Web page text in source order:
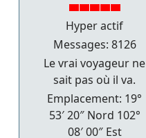
Hyper actif
Messages: 8126
Le vrai voyageur ne
sait pas où il va.
Emplacement: 19°
53′ 20″ Nord 102°
08′ 00″ Est